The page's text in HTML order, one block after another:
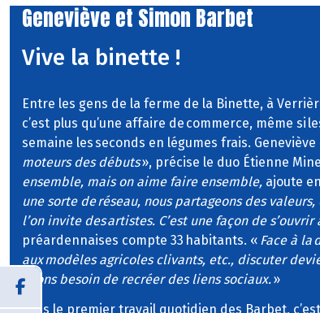
Geneviève et Simon Barbet
Vive la binette !
Entre les gens de la ferme de la Binette, à
c’est plus qu’une affaire de commerce, même si
semaine les seconds en légumes frais.
moteurs des débuts», précise le duo Étienne
ensemble, mais on aime faire ensemble, ajoute
une sorte de réseau, nous partageons des
l’on invite des artistes. C’est une façon de s’ouvrir
préardennaises compte 33 habitants. « Face à la
aux modèles agricoles clivants, etc., discuter
avons besoin de recréer des liens sociaux.»
Mais le premier travail quotidien des Barbet,